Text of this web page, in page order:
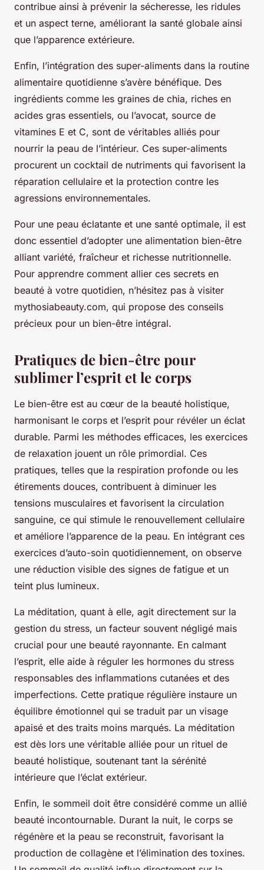
contribue ainsi à prévenir la sécheresse, les ridules
et un aspect terne, améliorant la santé globale ainsi
que l’apparence extérieure.
Enfin, l’intégration des super-aliments dans la routine
alimentaire quotidienne s’avère bénéfique. Des
ingrédients comme les graines de chia, riches en
acides gras essentiels, ou l’avocat, source de
vitamines E et C, sont de véritables alliés pour
nourrir la peau de l’intérieur. Ces super-aliments
procurent un cocktail de nutriments qui favorisent la
réparation cellulaire et la protection contre les
agressions environnementales.
Pour une peau éclatante et une santé optimale, il est
donc essentiel d’adopter une alimentation bien-être
alliant variété, fraîcheur et richesse nutritionnelle.
Pour apprendre comment allier ces secrets en
beauté à votre quotidien, n’hésitez pas à visiter
mythosiabeauty.com, qui propose des conseils
précieux pour un bien-être intégral.
Pratiques de bien-être pour
sublimer l’esprit et le corps
Le bien-être est au cœur de la beauté holistique,
harmonisant le corps et l’esprit pour révéler un éclat
durable. Parmi les méthodes efficaces, les exercices
de relaxation jouent un rôle primordial. Ces
pratiques, telles que la respiration profonde ou les
étirements douces, contribuent à diminuer les
tensions musculaires et favorisent la circulation
sanguine, ce qui stimule le renouvellement cellulaire
et améliore l’apparence de la peau. En intégrant ces
exercices d’auto-soin quotidiennement, on observe
une réduction visible des signes de fatigue et un
teint plus lumineux.
La méditation, quant à elle, agit directement sur la
gestion du stress, un facteur souvent négligé mais
crucial pour une beauté rayonnante. En calmant
l’esprit, elle aide à réguler les hormones du stress
responsables des inflammations cutanées et des
imperfections. Cette pratique régulière instaure un
équilibre émotionnel qui se traduit par un visage
apaisé et des traits moins marqués. La méditation
est dès lors une véritable alliée pour un rituel de
beauté holistique, soutenant tant la sérénité
intérieure que l’éclat extérieur.
Enfin, le sommeil doit être considéré comme un allié
beauté incontournable. Durant la nuit, le corps se
régénère et la peau se reconstruit, favorisant la
production de collagène et l’élimination des toxines.